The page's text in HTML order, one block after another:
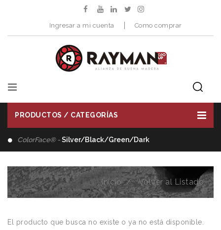
Ingresar a mi cuenta Como comprar
PRODUCTOS / CATEGORÍAS
ColorFace® -Silver/Black/Green/Dark
Inicio Volver al Listado
El producto que busca no existe o ya no está disponible.